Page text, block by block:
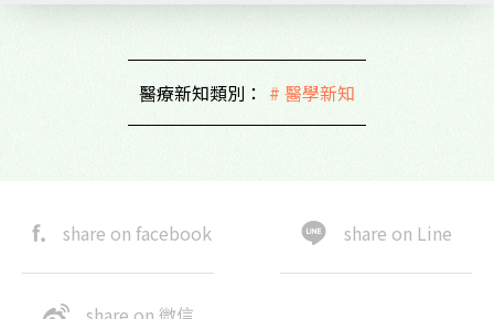
醫療新知類別： # 醫學新知
share on facebook share on Line